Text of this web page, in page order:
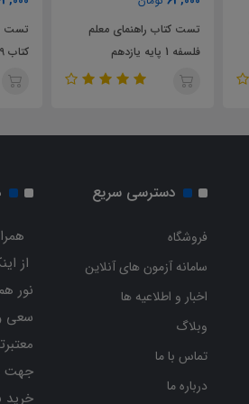
تست راهنمای معلم منطق کد
کتاب 110379
دسترسی سریع
فروشگاه
سامانه آزمون های آنلاین
اخبار و اطلاعیه ها
وبلاگ
تماس با ما
درباره ما
از
نور
سعی
جهت